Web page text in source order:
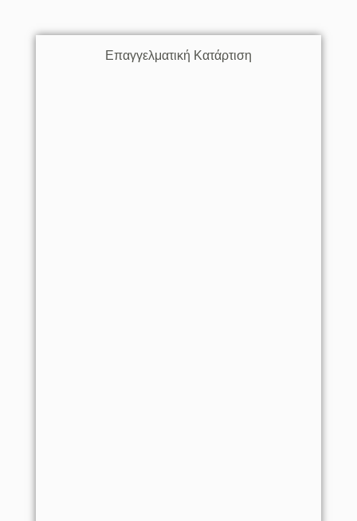
Επαγγελματική Κατάρτιση